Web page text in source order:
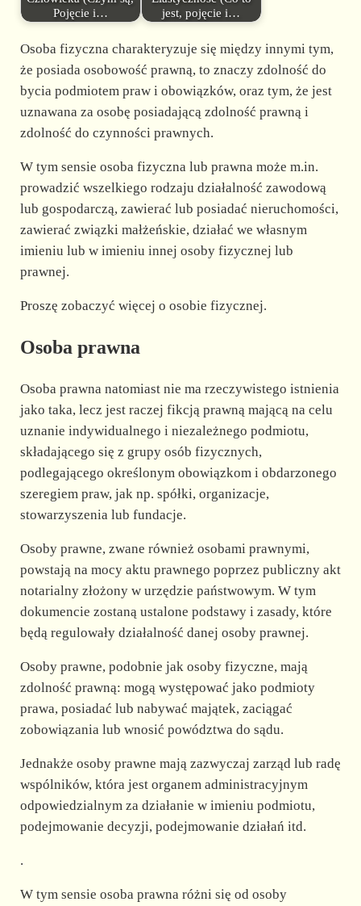
Pojęcie i…
jest, pojęcie i…
Osoba fizyczna charakteryzuje się między innymi tym,
że posiada osobowość prawną, to znaczy zdolność do
bycia podmiotem praw i obowiązków, oraz tym, że jest
uznawana za osobę posiadającą zdolność prawną i
zdolność do czynności prawnych.
W tym sensie osoba fizyczna lub prawna może m.in.
prowadzić wszelkiego rodzaju działalność zawodową
lub gospodarczą, zawierać lub posiadać nieruchomości,
zawierać związki małżeńskie, działać we własnym
imieniu lub w imieniu innej osoby fizycznej lub
prawnej.
Proszę zobaczyć więcej o osobie fizycznej.
Osoba prawna
Osoba prawna natomiast nie ma rzeczywistego istnienia
jako taka, lecz jest raczej fikcją prawną mającą na celu
uznanie indywidualnego i niezależnego podmiotu,
składającego się z grupy osób fizycznych,
podlegającego określonym obowiązkom i obdarzonego
szeregiem praw, jak np. spółki, organizacje,
stowarzyszenia lub fundacje.
Osoby prawne, zwane również osobami prawnymi,
powstają na mocy aktu prawnego poprzez publiczny akt
notarialny złożony w urzędzie państwowym. W tym
dokumencie zostaną ustalone podstawy i zasady, które
będą regulowały działalność danej osoby prawnej.
Osoby prawne, podobnie jak osoby fizyczne, mają
zdolność prawną: mogą występować jako podmioty
prawa, posiadać lub nabywać majątek, zaciągać
zobowiązania lub wnosić powództwa do sądu.
Jednakże osoby prawne mają zazwyczaj zarząd lub radę
wspólników, która jest organem administracyjnym
odpowiedzialnym za działanie w imieniu podmiotu,
podejmowanie decyzji, podejmowanie działań itd.
.
W tym sensie osoba prawna różni się od osoby